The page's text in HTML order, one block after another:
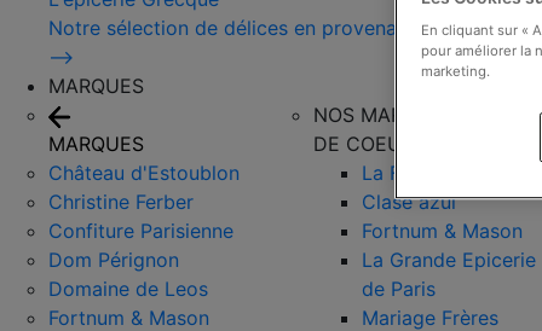
Notre sélection de délices en provenance de Grèce !
⟶
MARQUES
MARQUES
Château d'Estoublon
Christine Ferber
Confiture Parisienne
Dom Pérignon
Domaine de Leos
Fortnum & Mason
NOS MARQUES COUPS
DE COEUR
La Favorita
Clase azul
Fortnum & Mason
La Grande Epicerie
de Paris
Mariage Frères
En cliquant sur «
pour améliorer la
marketing.